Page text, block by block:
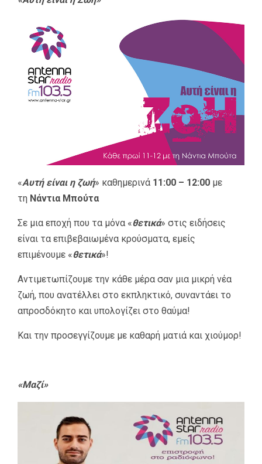
«Αυτή είναι η ζωή» καθημερινά 11:00 – 12:00 με
τη Νάντια Μπούτα
Σε μια εποχή που τα μόνα «θετικά» στις ειδήσεις
είναι τα επιβεβαιωμένα κρούσματα, εμείς
επιμένουμε «θετικά»!
Αντιμετωπίζουμε την κάθε μέρα σαν μια μικρή νέα
ζωή, που ανατέλλει στο εκπληκτικό, συναντάει το
απροσδόκητο και υπολογίζει στο θαύμα!
Και την προσεγγίζουμε με καθαρή ματιά και χιούμορ!
«Μαζί»